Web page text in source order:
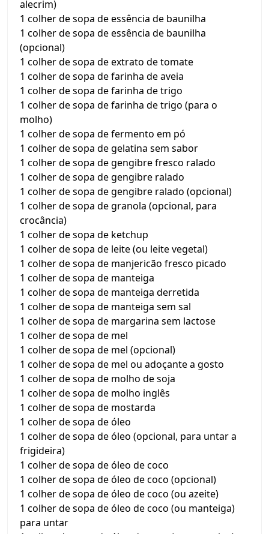
alecrim)
1 colher de sopa de essência de baunilha
1 colher de sopa de essência de baunilha
(opcional)
1 colher de sopa de extrato de tomate
1 colher de sopa de farinha de aveia
1 colher de sopa de farinha de trigo
1 colher de sopa de farinha de trigo (para o
molho)
1 colher de sopa de fermento em pó
1 colher de sopa de gelatina sem sabor
1 colher de sopa de gengibre fresco ralado
1 colher de sopa de gengibre ralado
1 colher de sopa de gengibre ralado (opcional)
1 colher de sopa de granola (opcional, para
crocância)
1 colher de sopa de ketchup
1 colher de sopa de leite (ou leite vegetal)
1 colher de sopa de manjericão fresco picado
1 colher de sopa de manteiga
1 colher de sopa de manteiga derretida
1 colher de sopa de manteiga sem sal
1 colher de sopa de margarina sem lactose
1 colher de sopa de mel
1 colher de sopa de mel (opcional)
1 colher de sopa de mel ou adoçante a gosto
1 colher de sopa de molho de soja
1 colher de sopa de molho inglês
1 colher de sopa de mostarda
1 colher de sopa de óleo
1 colher de sopa de óleo (opcional, para untar a
frigideira)
1 colher de sopa de óleo de coco
1 colher de sopa de óleo de coco (opcional)
1 colher de sopa de óleo de coco (ou azeite)
1 colher de sopa de óleo de coco (ou manteiga)
para untar